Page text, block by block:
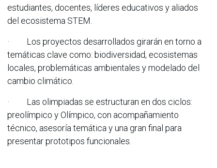
estudiantes, docentes, líderes educativos y aliados
del ecosistema STEM.
· Los proyectos desarrollados girarán en torno a
temáticas clave como: biodiversidad, ecosistemas
locales, problemáticas ambientales y modelado del
cambio climático.
· Las olimpiadas se estructuran en dos ciclos:
preolímpico y Olímpico, con acompañamiento
técnico, asesoría temática y una gran final para
presentar prototipos funcionales.